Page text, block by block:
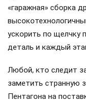
«гаражная» сборка
ускорить по щелчку
деталь и каждый
Любой, кто следит
заметить странную
Пентагона на